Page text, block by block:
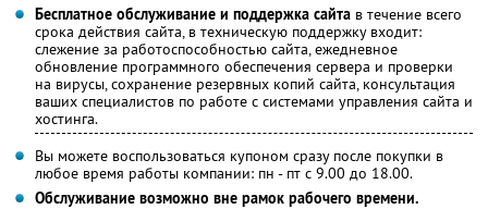
Бесплатное обслуживание и поддержка сайта в течение всего
срока действия сайта, в техническую поддержку входит:
слежение за работоспособностью сайта, ежедневное
обновление программного обеспечения сервера и проверки
на вирусы, сохранение резервных копий сайта, консультация
ваших специалистов по работе с системами управления сайта и
хостинга.
Вы можете воспользоваться купоном сразу после покупки в
любое время работы компании: пн - пт с 9.00 до 18.00.
Обслуживание возможно вне рамок рабочего времени.